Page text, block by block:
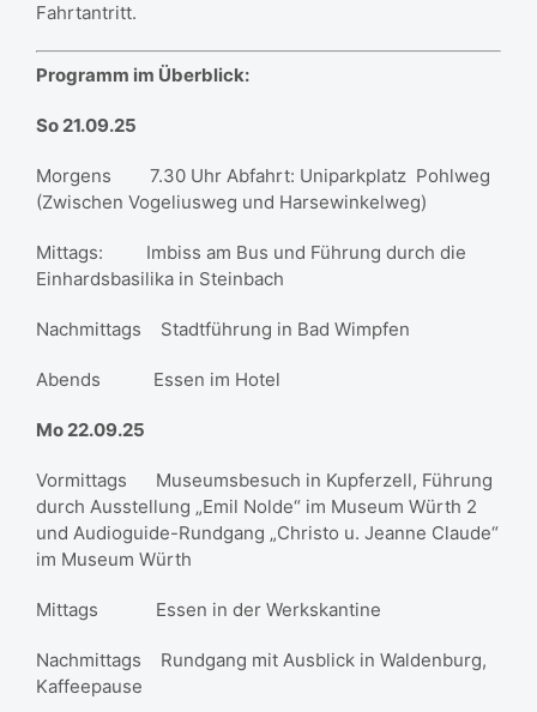
Fahrtantritt.
Programm im Überblick:
So 21.09.25
Morgens 7.30 Uhr Abfahrt: Uniparkplatz Pohlweg
(Zwischen Vogeliusweg und Harsewinkelweg)
Mittags: Imbiss am Bus und Führung durch die
Einhardsbasilika in Steinbach
Nachmittags Stadtführung in Bad Wimpfen
Abends Essen im Hotel
Mo 22.09.25
Vormittags Museumsbesuch in Kupferzell, Führung
durch Ausstellung „Emil Nolde“ im Museum Würth 2
und Audioguide-Rundgang „Christo u. Jeanne Claude“
im Museum Würth
Mittags Essen in der Werkskantine
Nachmittags Rundgang mit Ausblick in Waldenburg,
Kaffeepause